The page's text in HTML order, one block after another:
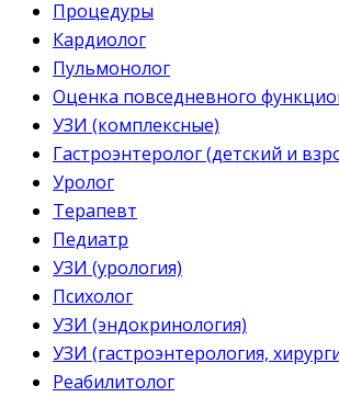
Процедуры
Кардиолог
Пульмонолог
Оценка повседневного
УЗИ (комплексные)
Гастроэнтеролог (детский и
Уролог
Терапевт
Педиатр
УЗИ (урология)
Психолог
УЗИ (эндокринология)
УЗИ (гастроэнтерология,
Реабилитолог